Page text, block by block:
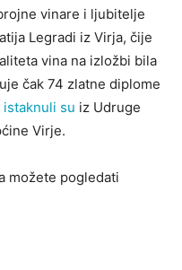
vinare i ljubitelje
Legradi iz Virja, čije
vina na izložbi bila
čak 74 zlatne diplome
istaknuli su iz Udruge
Virje.
možete pogledati